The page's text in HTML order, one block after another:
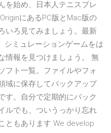
を始め、日本人テニスプレ
にあるPC版とMac版の
いろ見てみましょう。最新
シミュレーションゲームをは
情報を見つけましょう。 無
フト一覧。ファイルやフォ
域に保存してバックアップ
す。自分で定期的にバック
ルでも、ついうっかり忘れ
ともあります We develop